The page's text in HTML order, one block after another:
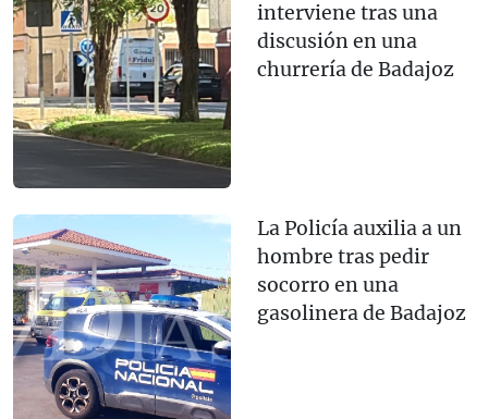
interviene tras una
discusión en una
churrería de Badajoz
La Policía auxilia a un
hombre tras pedir
socorro en una
gasolinera de Badajoz